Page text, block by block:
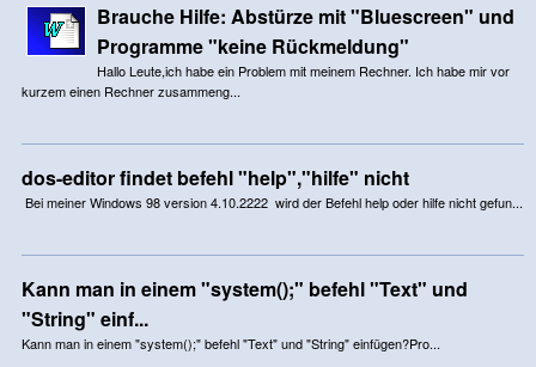
Brauche Hilfe: Abstürze mit "Bluescreen" und
Programme "keine Rückmeldung"
Hallo Leute,ich habe ein Problem mit meinem Rechner. Ich habe mir vor
kurzem einen Rechner zusammeng...
dos-editor findet befehl "help","hilfe" nicht
Bei meiner Windows 98 version 4.10.2222 wird der Befehl help oder hilfe nicht gefun...
Kann man in einem "system();" befehl "Text" und
"String" einf...
Kann man in einem "system();" befehl "Text" und "String" einfügen?Pro...